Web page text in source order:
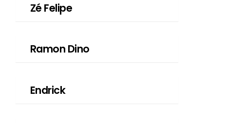
Zé Felipe
Ramon Dino
Endrick